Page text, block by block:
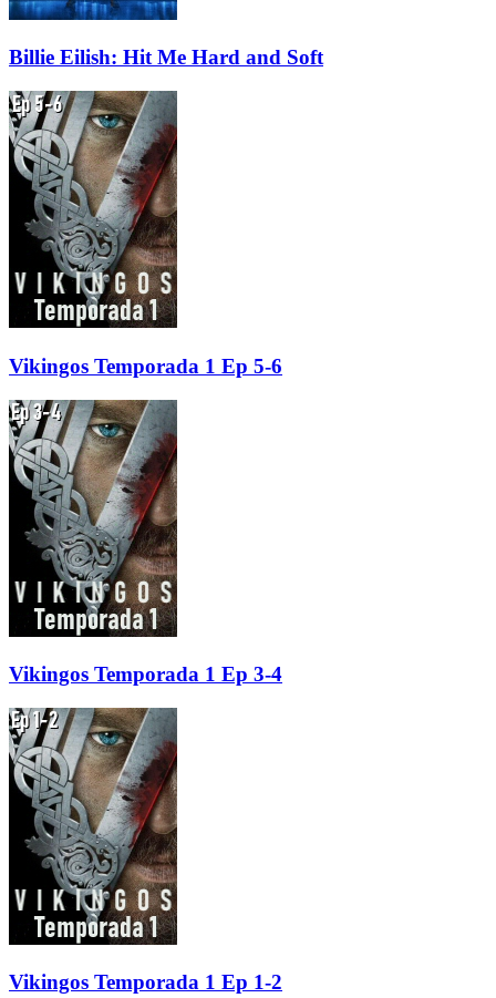
Billie Eilish: Hit Me Hard and Soft
Vikingos Temporada 1 Ep 5-6
Vikingos Temporada 1 Ep 3-4
Vikingos Temporada 1 Ep 1-2